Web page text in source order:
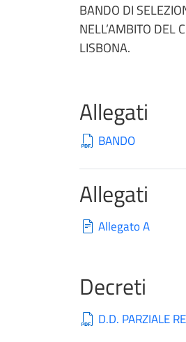
BANDO DI
NELL’AMBITO DEL
LISBONA.
Allegati
BANDO
Allegati
Allegato A
Decreti
D.D. PARZIALE